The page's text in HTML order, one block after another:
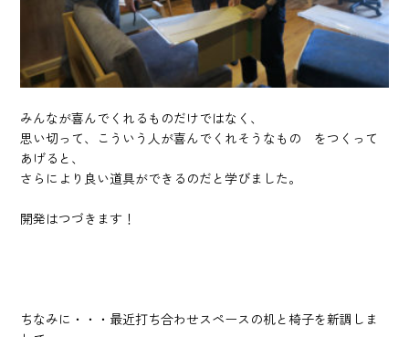
みんなが喜んでくれるものだけではなく、
思い切って、こういう人が喜んでくれそうなもの をつくって
あげると、
さらにより良い道具ができるのだと学びました。
開発はつづきます！
ちなみに・・・最近打ち合わせスペースの机と椅子を新調しま